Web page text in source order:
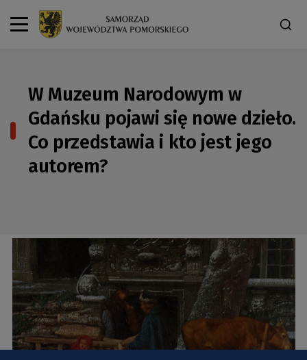
W Muzeum Narodowym w
Gdańsku pojawi się nowe dzieło.
Co przedstawia i kto jest jego
autorem?